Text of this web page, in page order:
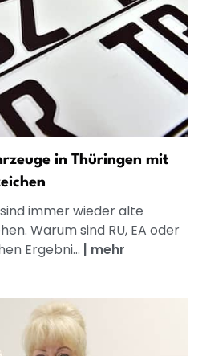
in Thüringen mit
immer wieder alte
Warum sind RU, EA oder
Ergebni... | mehr